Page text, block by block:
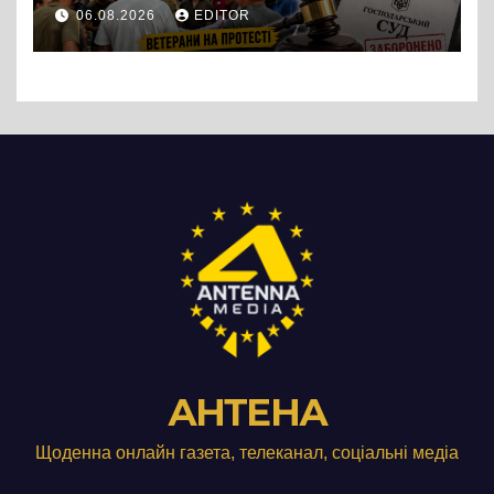
підприємства ТОВ «Омега
Три», що займається
06.08.2026 EDITOR
АНТЕНА
Щоденна онлайн газета, телеканал, соціальні медіа